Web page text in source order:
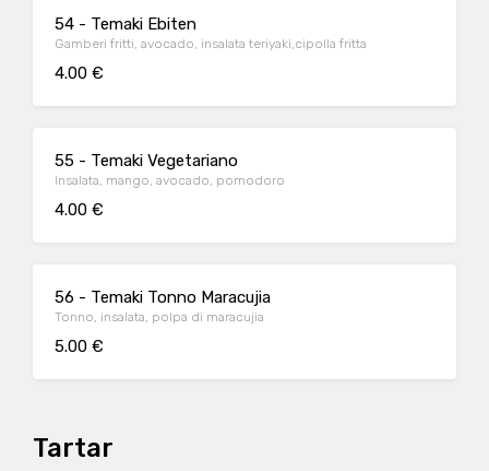
54 - Temaki Ebiten
Gamberi fritti, avocado, insalata teriyaki,cipolla fritta
4.00 €
55 - Temaki Vegetariano
Insalata, mango, avocado, pomodoro
4.00 €
56 - Temaki Tonno Maracujia
Tonno, insalata, polpa di maracujia
5.00 €
Tartar